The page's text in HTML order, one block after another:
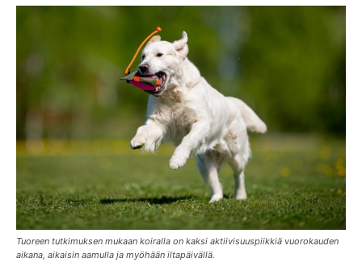
Tuoreen tutkimuksen mukaan koiralla on kaksi aktiivisuuspiikkiä vuorokauden
aikana, aikaisin aamulla ja myöhään iltapäivällä.